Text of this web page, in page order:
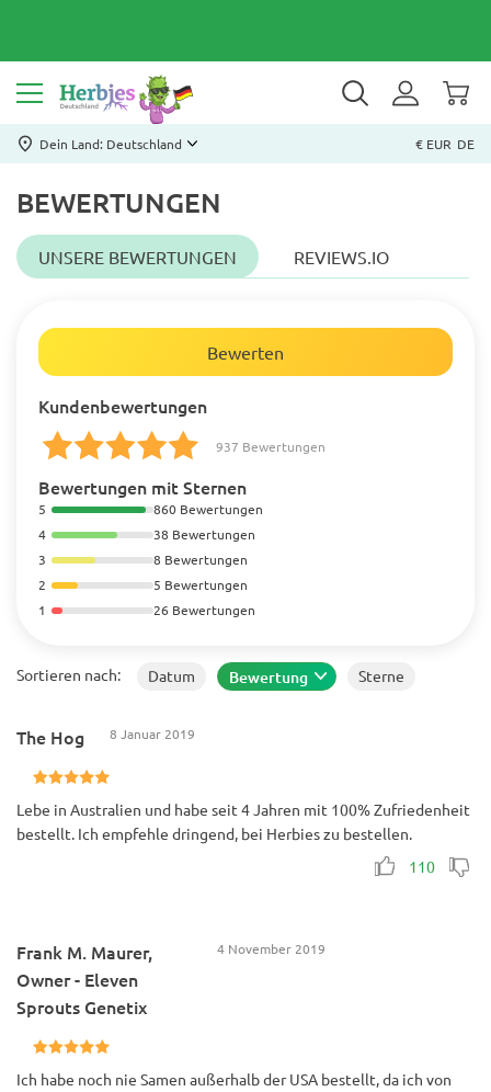
Dein Land: Deutschland € EUR DE
BEWERTUNGEN
UNSERE BEWERTUNGEN REVIEWS.IO
Sortieren nach: Datum Bewertung Sterne
The Hog 8 Januar 2019
Lebe in Australien und habe seit 4 Jahren mit 100% Zufriedenheit
bestellt. Ich empfehle dringend, bei Herbies zu bestellen.
110
Frank M. Maurer,
Owner - Eleven
Sprouts Genetix
4 November 2019
Ich habe noch nie Samen außerhalb der USA bestellt, da ich von
Bewerten
Kundenbewertungen
937 Bewertungen
Bewertungen mit Sternen
5
860 Bewertungen
4
38 Bewertungen
3
8 Bewertungen
2
5 Bewertungen
1
26 Bewertungen